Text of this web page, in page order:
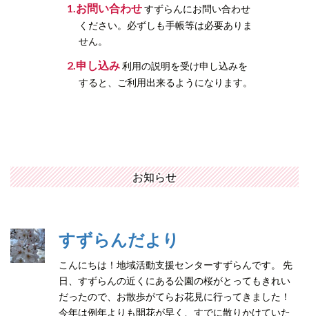
お問い合わせすずらんにお問い合わせ
ください。必ずしも手帳等は必要ありま
せん。
申し込み利用の説明を受け申し込みを
すると、ご利用出来るようになります。
お知らせ
すずらんだより
こんにちは！地域活動支援センターすずらんです。 先
日、すずらんの近くにある公園の桜がとってもきれい
だったので、お散歩がてらお花見に行ってきました！
今年は例年よりも開花が早く、すでに散りかけていた